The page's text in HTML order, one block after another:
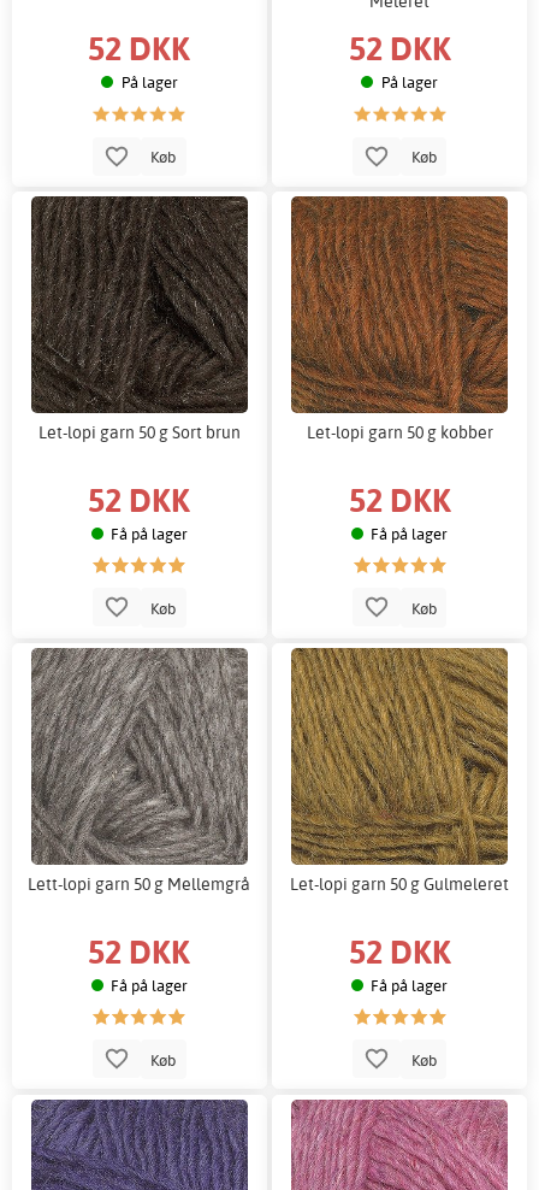
52 DKK
På lager
Køb
52 DKK
På lager
Køb
Let-lopi garn 50 g Sort brun
52 DKK
Få på lager
Køb
Let-lopi garn 50 g kobber
52 DKK
Få på lager
Køb
Lett-lopi garn 50 g Mellemgrå
52 DKK
Få på lager
Køb
Let-lopi garn 50 g Gulmeleret
52 DKK
Få på lager
Køb